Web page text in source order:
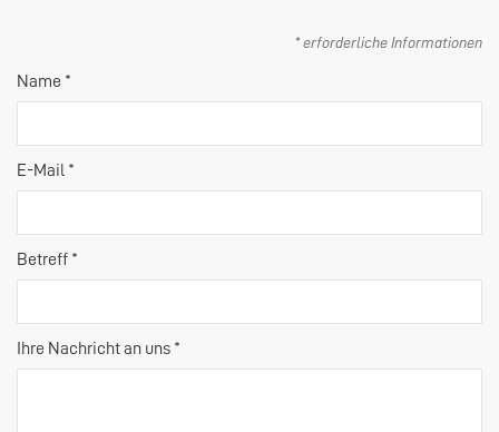
* erforderliche Informationen
Name *
E-Mail *
Betreff *
Ihre Nachricht an uns *